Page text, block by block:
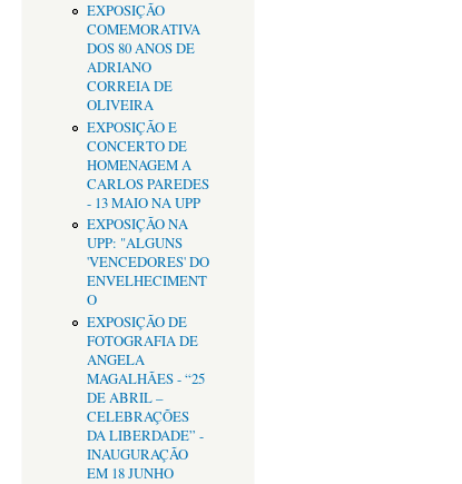
EXPOSIÇÃO
COMEMORATIVA
DOS 80 ANOS DE
ADRIANO
CORREIA DE
OLIVEIRA
EXPOSIÇÃO E
CONCERTO DE
HOMENAGEM A
CARLOS PAREDES
- 13 MAIO NA UPP
EXPOSIÇÃO NA
UPP: "ALGUNS
'VENCEDORES' DO
ENVELHECIMENT
O
EXPOSIÇÃO DE
FOTOGRAFIA DE
ANGELA
MAGALHÃES - “25
DE ABRIL –
CELEBRAÇÕES
DA LIBERDADE” -
INAUGURAÇÃO
EM 18 JUNHO